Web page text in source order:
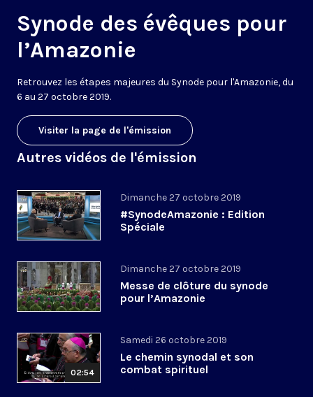
Synode des évêques pour
l’Amazonie
Retrouvez les étapes majeures du Synode pour l'Amazonie, du
6 au 27 octobre 2019.
Visiter la page de l'émission
Autres vidéos de l'émission
Dimanche 27 octobre 2019
#SynodeAmazonie : Edition
Spéciale
Dimanche 27 octobre 2019
Messe de clôture du synode
pour l’Amazonie
02:54
Samedi 26 octobre 2019
Le chemin synodal et son
combat spirituel